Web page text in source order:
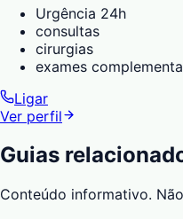
Urgência 24h
consultas
cirurgias
exames
Ligar
Ver perfil
Guias
Conteúdo informativo.